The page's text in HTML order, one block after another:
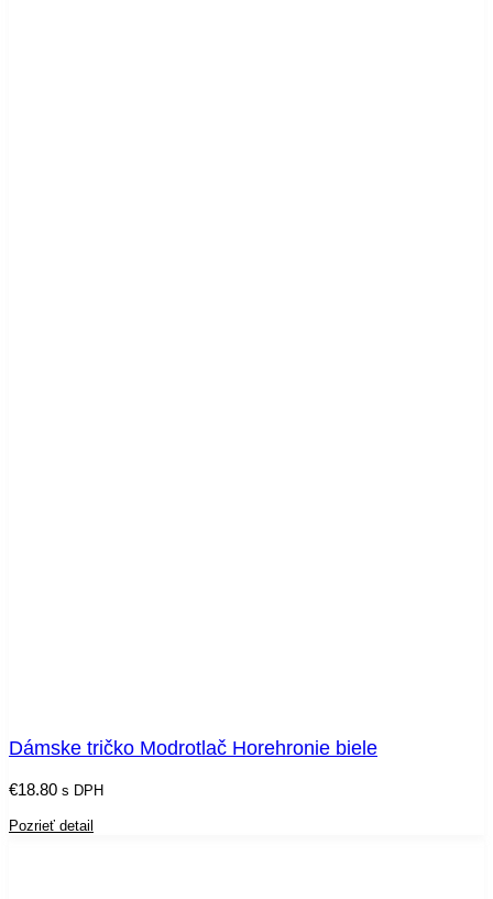
Dámske tričko Modrotlač Horehronie biele
€18.80 s DPH
Pozrieť detail